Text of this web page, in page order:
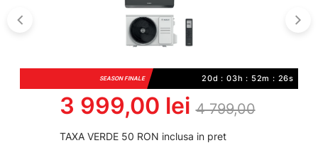
SEASON FINALE 20d : 03h : 52m : 25s
3 999,00 lei 4 799,00
TAXA VERDE 50 RON inclusa in pret